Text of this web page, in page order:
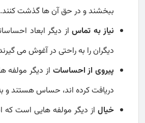
ببخشند و در حق آن ها گذشت کنند.
نیاز به تماساز دیگر ابعاد
دیگران را به راحتی در آغوش می
پیروی از احساسات از دیگر مولفه
دریافت کرده اند، حساس هستند و
خیال از دیگر مولفه هایی است که